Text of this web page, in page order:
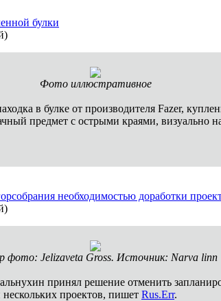
булки
)
Фото иллюстративное
в булке от производителя Fazer,
предмет с острыми краями, визуально
необходимостью доработки
)
фото: Jelizaveta Gross. Источник: Narva linn
принял решение отменить
проектов, пишет Rus.Err.